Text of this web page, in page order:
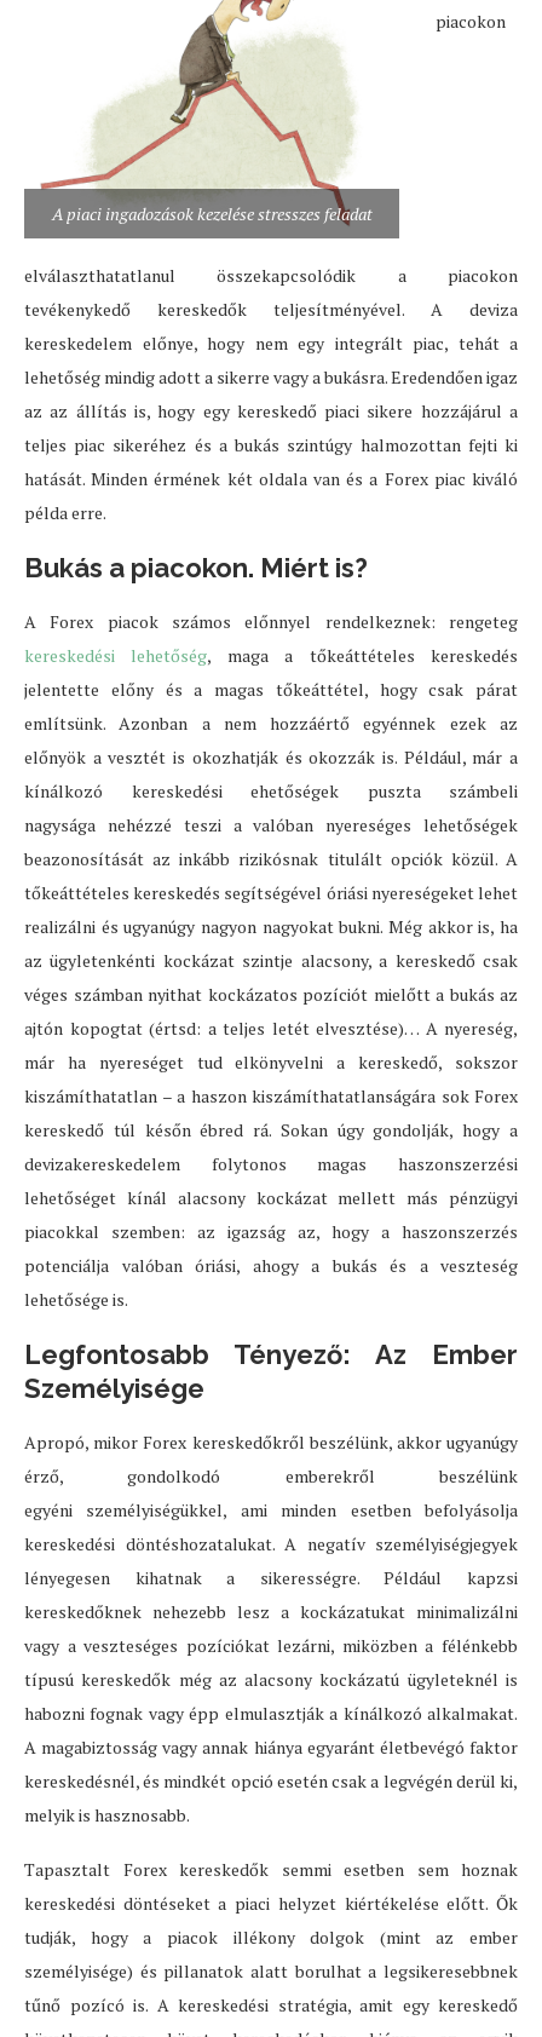
A piaci ingadozások kezelése stresszes feladat
piacokon
elválaszthatatlanul összekapcsolódik a piacokon
tevékenykedő kereskedők teljesítményével. A deviza
kereskedelem előnye, hogy nem egy integrált piac, tehát a
lehetőség mindig adott a sikerre vagy a bukásra. Eredendően igaz
az az állítás is, hogy egy kereskedő piaci sikere hozzájárul a
teljes piac sikeréhez és a bukás szintúgy halmozottan fejti ki
hatását. Minden érmének két oldala van és a Forex piac kiváló
példa erre.
Bukás a piacokon. Miért is?
A Forex piacok számos előnnyel rendelkeznek: rengeteg
kereskedési lehetőség, maga a tőkeáttételes kereskedés
jelentette előny és a magas tőkeáttétel, hogy csak párat
említsünk. Azonban a nem hozzáértő egyénnek ezek az
előnyök a vesztét is okozhatják és okozzák is. Például, már a
kínálkozó kereskedési ehetőségek puszta számbeli
nagysága nehézzé teszi a valóban nyereséges lehetőségek
beazonosítását az inkább rizikósnak titulált opciók közül. A
tőkeáttételes kereskedés segítségével óriási nyereségeket lehet
realizálni és ugyanúgy nagyon nagyokat bukni. Még akkor is, ha
az ügyletenkénti kockázat szintje alacsony, a kereskedő csak
véges számban nyithat kockázatos pozíciót mielőtt a bukás az
ajtón kopogtat (értsd: a teljes letét elvesztése)… A nyereség,
már ha nyereséget tud elkönyvelni a kereskedő, sokszor
kiszámíthatatlan – a haszon kiszámíthatatlanságára sok Forex
kereskedő túl későn ébred rá. Sokan úgy gondolják, hogy a
devizakereskedelem folytonos magas haszonszerzési
lehetőséget kínál alacsony kockázat mellett más pénzügyi
piacokkal szemben: az igazság az, hogy a haszonszerzés
potenciálja valóban óriási, ahogy a bukás és a veszteség
lehetősége is.
Legfontosabb Tényező: Az Ember
Személyisége
Apropó, mikor Forex kereskedőkről beszélünk, akkor ugyanúgy
érző, gondolkodó emberekről beszélünk
egyéni személyiségükkel, ami minden esetben befolyásolja
kereskedési döntéshozatalukat. A negatív személyiségjegyek
lényegesen kihatnak a sikerességre. Például kapzsi
kereskedőknek nehezebb lesz a kockázatukat minimalizálni
vagy a veszteséges pozíciókat lezárni, miközben a félénkebb
típusú kereskedők még az alacsony kockázatú ügyleteknél is
habozni fognak vagy épp elmulasztják a kínálkozó alkalmakat.
A magabiztosság vagy annak hiánya egyaránt életbevégó faktor
kereskedésnél, és mindkét opció esetén csak a legvégén derül ki,
melyik is hasznosabb.
Tapasztalt Forex kereskedők semmi esetben sem hoznak
kereskedési döntéseket a piaci helyzet kiértékelése előtt. Ők
tudják, hogy a piacok illékony dolgok (mint az ember
személyisége) és pillanatok alatt borulhat a legsikeresebbnek
tűnő pozícó is. A kereskedési stratégia, amit egy kereskedő